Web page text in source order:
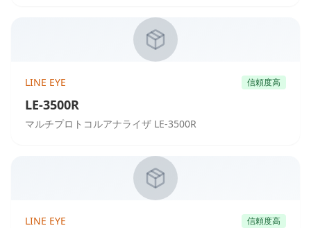
LINE EYE 信頼度高
LE-3500R
マルチプロトコルアナライザ LE-3500R
LINE EYE 信頼度高